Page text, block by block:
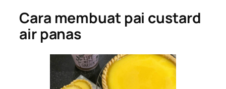
Cara membuat pai custard
air panas